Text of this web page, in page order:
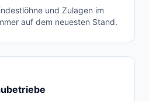
und Zulagen im
auf dem neuesten Stand.